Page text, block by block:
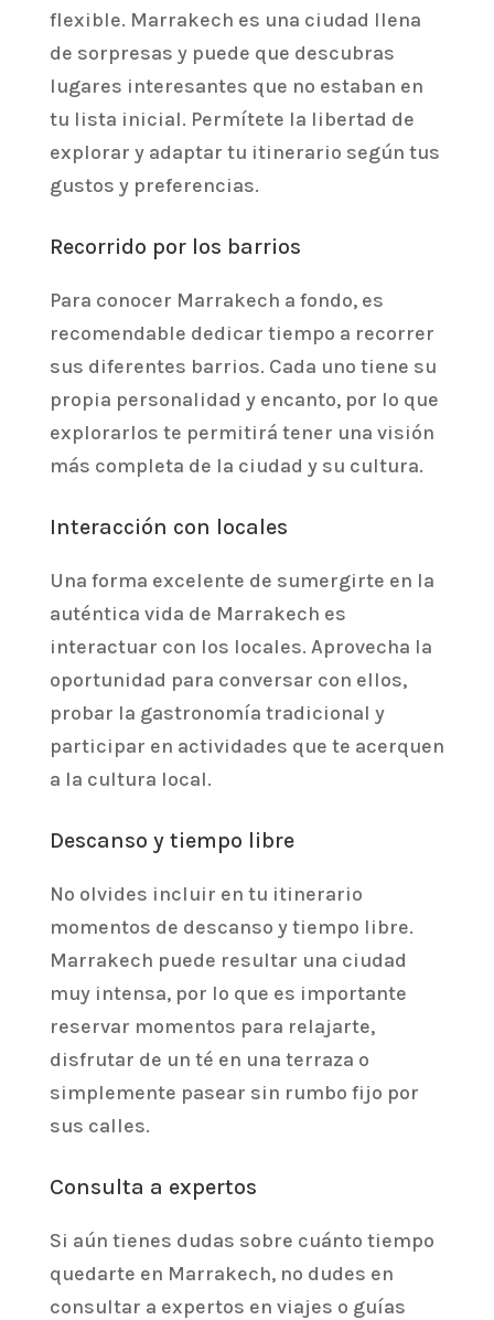
flexible. Marrakech es una ciudad llena
de sorpresas y puede que descubras
lugares interesantes que no estaban en
tu lista inicial. Permítete la libertad de
explorar y adaptar tu itinerario según tus
gustos y preferencias.
Recorrido por los barrios
Para conocer Marrakech a fondo, es
recomendable dedicar tiempo a recorrer
sus diferentes barrios. Cada uno tiene su
propia personalidad y encanto, por lo que
explorarlos te permitirá tener una visión
más completa de la ciudad y su cultura.
Interacción con locales
Una forma excelente de sumergirte en la
auténtica vida de Marrakech es
interactuar con los locales. Aprovecha la
oportunidad para conversar con ellos,
probar la gastronomía tradicional y
participar en actividades que te acerquen
a la cultura local.
Descanso y tiempo libre
No olvides incluir en tu itinerario
momentos de descanso y tiempo libre.
Marrakech puede resultar una ciudad
muy intensa, por lo que es importante
reservar momentos para relajarte,
disfrutar de un té en una terraza o
simplemente pasear sin rumbo fijo por
sus calles.
Consulta a expertos
Si aún tienes dudas sobre cuánto tiempo
quedarte en Marrakech, no dudes en
consultar a expertos en viajes o guías